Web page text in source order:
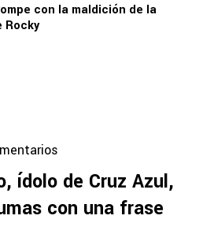
con la maldición de la
Rocky
ídolo de Cruz Azul,
con una frase